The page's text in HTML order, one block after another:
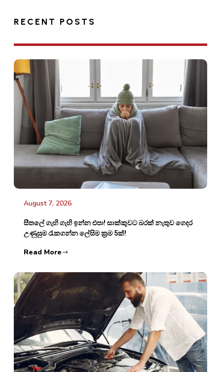
RECENT POSTS
August 7, 2026
සීතලේ ගැහි ගැහි ඉන්න එපා! සාක්කුවට බරක් නැතුව ගෙදර
උණුසුම රැකගන්න ලේසිම ක්‍රම 5ක්!
Read More